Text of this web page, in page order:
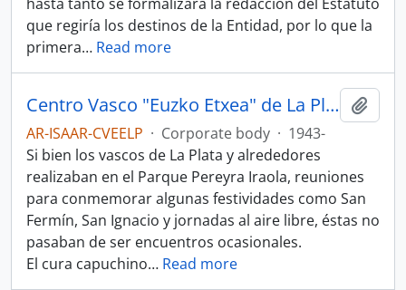
que regiría los destinos de la Entidad, por lo que la
primera… Read more
Centro Vasco "Euzko Etxea" de La Plata
AR-ISAAR-CVEELP · Corporate body · 1943-
Si bien los vascos de La Plata y alrededores
realizaban en el Parque Pereyra Iraola, reuniones
para conmemorar algunas festividades como San
Fermín, San Ignacio y jornadas al aire libre, éstas no
pasaban de ser encuentros ocasionales.
El cura capuchino… Read more